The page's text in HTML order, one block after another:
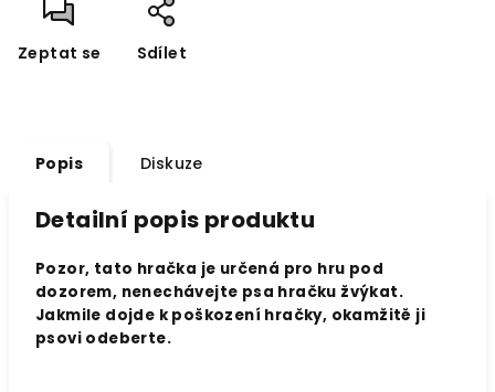
Zeptat se Sdílet
Popis Diskuze
Detailní popis produktu
Pozor, tato hračka je určená pro hru pod
dozorem, nenechávejte psa hračku žvýkat.
Jakmile dojde k poškození hračky, okamžitě ji
psovi odeberte.